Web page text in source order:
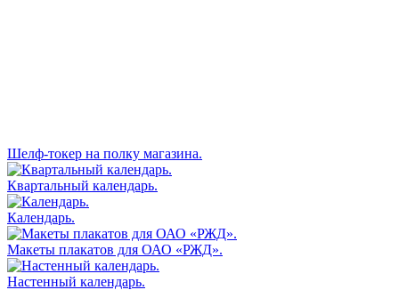
Шелф-токер на полку магазина.
Квартальный календарь.
Календарь.
Макеты плакатов для ОАО «РЖД».
Настенный календарь.